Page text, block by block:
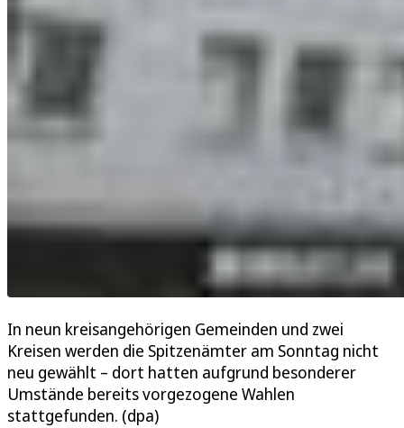
In neun kreisangehörigen Gemeinden und zwei
Kreisen werden die Spitzenämter am Sonntag nicht
neu gewählt – dort hatten aufgrund besonderer
Umstände bereits vorgezogene Wahlen
stattgefunden. (dpa)